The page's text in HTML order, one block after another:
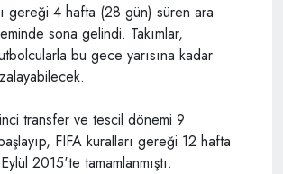
gereği 4 hafta (28 gün) süren ara
sona gelindi. Takımlar,
bu gece yarısına kadar
transfer ve tescil dönemi 9
FIFA kuralları gereği 12 hafta
2015'te tamamlanmıştı.